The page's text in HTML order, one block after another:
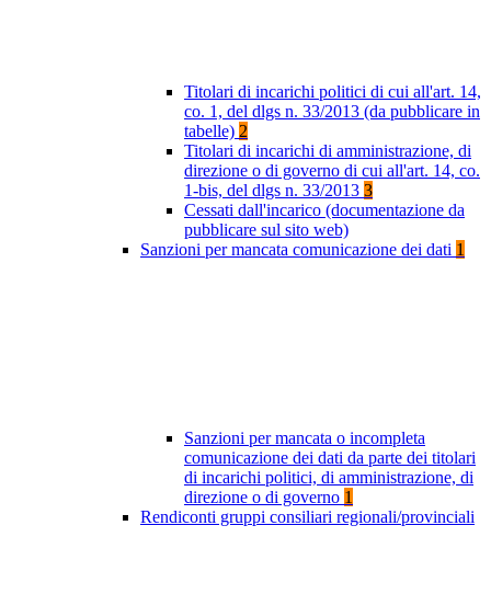
Titolari di incarichi politici di cui all'art. 14,
co. 1, del dlgs n. 33/2013 (da pubblicare in
tabelle) 2
Titolari di incarichi di amministrazione, di
direzione o di governo di cui all'art. 14, co.
1-bis, del dlgs n. 33/2013 3
Cessati dall'incarico (documentazione da
pubblicare sul sito web)
Sanzioni per mancata comunicazione dei dati 1
Sanzioni per mancata o incompleta
comunicazione dei dati da parte dei titolari
di incarichi politici, di amministrazione, di
direzione o di governo 1
Rendiconti gruppi consiliari regionali/provinciali